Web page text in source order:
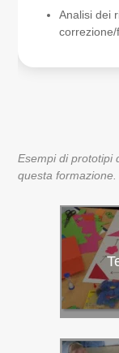
Analisi dei
correzione/
Esempi di prototipi
questa formazione.